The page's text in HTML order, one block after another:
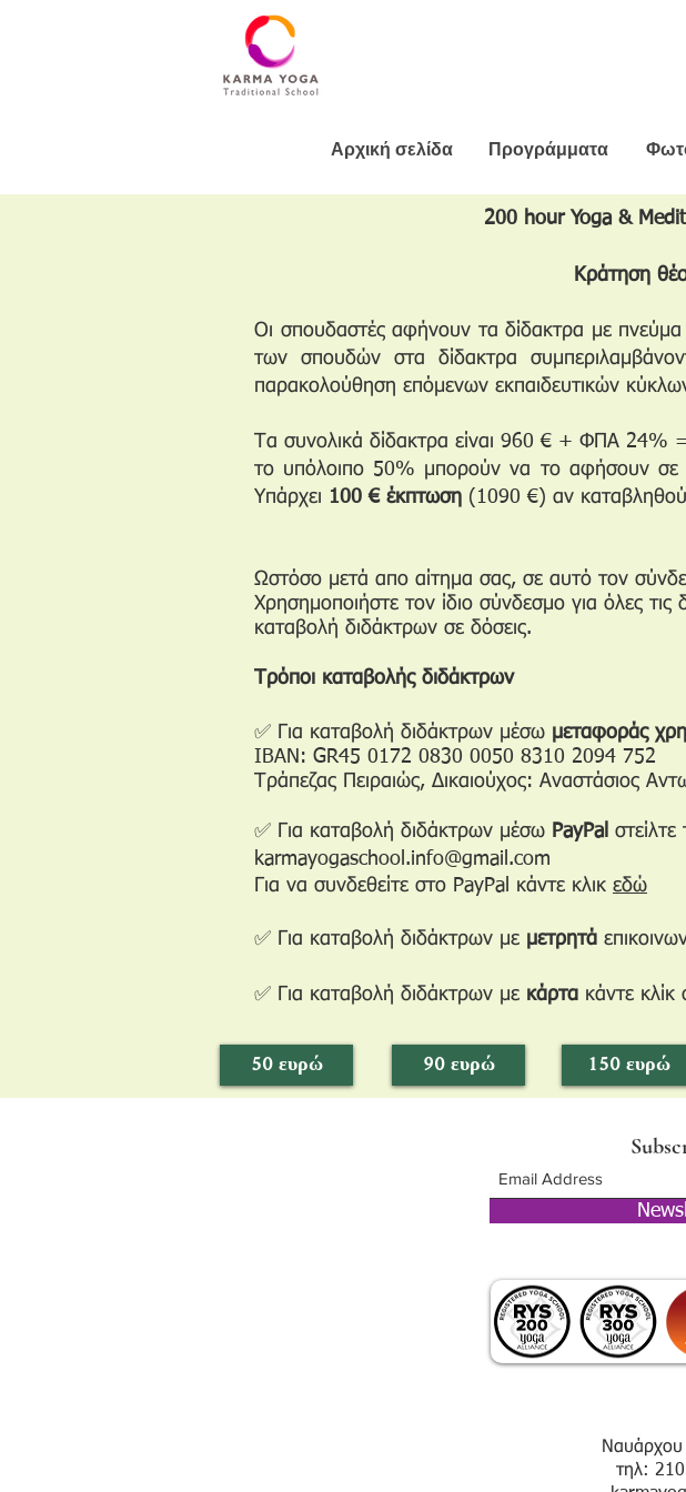
Αρχική σελίδα Προγράμματα
200 hour Yoga &
Κράτηση
Οι σπουδαστές αφήνουν τα δίδακτρα με πνεύμα
των σπουδών στα δίδακτρα
παρακολούθηση επόμενων εκπαιδευτικών
Τα συνολικά δίδακτρα είναι 960 € + ΦΠΑ 24%
το υπόλοιπο 50% μπορούν να το αφήσουν
Υπάρχει 100 € έκπτωση (1090 €) αν
Ωστόσο μετά απο αίτημα σας, σε αυτό τον
Χρησημοποιήστε τον ίδιο σύνδεσμο για όλες
καταβολή διδάκτρων σε δόσεις.
Τρόποι καταβολής διδάκτρων
✅ Για καταβολή διδάκτρων μέσω μεταφοράς
IBAN: GR45 0172 0830 0050 8310 2094 752
Τράπεζας Πειραιώς, Δικαιούχος: Αναστάσιος
✅ Για καταβολή διδάκτρων μέσω PayPal
karmayogaschool.info@gmail.com
Για να συνδεθείτε στο PayPal κάντε κλικ εδώ
✅ Για καταβολή διδάκτρων με μετρητά
✅ Για καταβολή διδάκτρων με κάρτα κάντε
50 ευρώ 90 ευρώ 150 ευρώ
τηλ: 210